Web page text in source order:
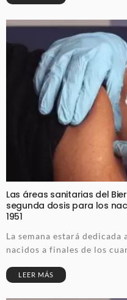
Las áreas sanitarias del
segunda dosis para los
1951
La semana estará dedicada
nacidos a finales de los
LEER MÁS